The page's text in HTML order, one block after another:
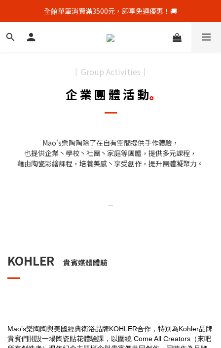
全館單筆消費滿3500元，即享免運優惠！🚚
全館單筆消費滿3500元，即享免運優惠！🚚
新會員贈$50購物金，點我👋加官方LINE好友再領$50優惠券
全館單筆消費滿3500元，即享免運優惠！🚚
Group Activities
企 業 團 體 活 動｡
Mao's樂陶陶除了在自有空間提供手作體驗，
也提供企業丶學校丶社團丶家庭等團體，提供多元課程，
藉由陶瓷彩繪課程，培養美感丶享受創作，提升團體凝聚力。
－
KOHLER 貴賓媒體體驗
Mao’s樂陶陶與美國經典衛浴品牌KOHLER合作，特別為Kohler品牌
貴賓們開設一場陶瓷貼花體驗課，以圍繞 Come All Creators（來吧